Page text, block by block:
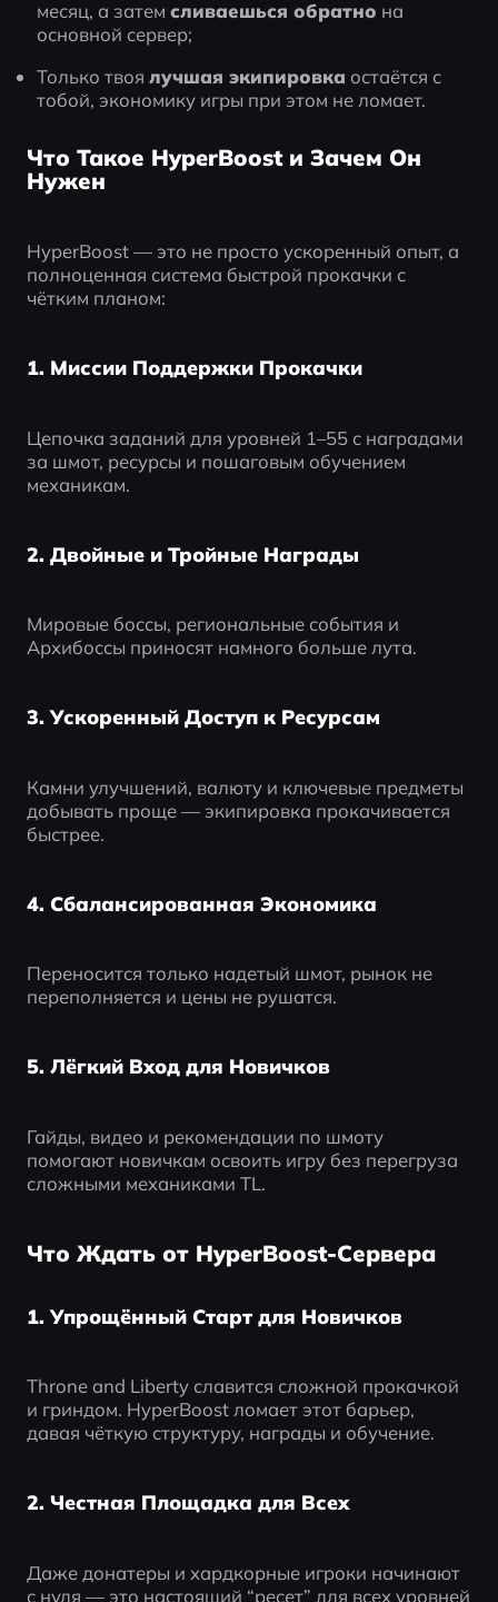
месяц, а затем сливаешься обратно на
основной сервер;
Только твоя лучшая экипировка остаётся с
тобой, экономику игры при этом не ломает.
Что Такое HyperBoost и Зачем Он
Нужен
HyperBoost — это не просто ускоренный опыт, а
полноценная система быстрой прокачки с
чётким планом:
1. Миссии Поддержки Прокачки
Цепочка заданий для уровней 1–55 с наградами
за шмот, ресурсы и пошаговым обучением
механикам.
2. Двойные и Тройные Награды
Мировые боссы, региональные события и
Архибоссы приносят намного больше лута.
3. Ускоренный Доступ к Ресурсам
Камни улучшений, валюту и ключевые предметы
добывать проще — экипировка прокачивается
быстрее.
4. Сбалансированная Экономика
Переносится только надетый шмот, рынок не
переполняется и цены не рушатся.
5. Лёгкий Вход для Новичков
Гайды, видео и рекомендации по шмоту
помогают новичкам освоить игру без перегруза
сложными механиками TL.
Что Ждать от HyperBoost-Сервера
1. Упрощённый Старт для Новичков
Throne and Liberty славится сложной прокачкой
и гриндом. HyperBoost ломает этот барьер,
давая чёткую структуру, награды и обучение.
2. Честная Площадка для Всех
Даже донатеры и хардкорные игроки начинают
с нуля — это настоящий “ресет” для всех уровней